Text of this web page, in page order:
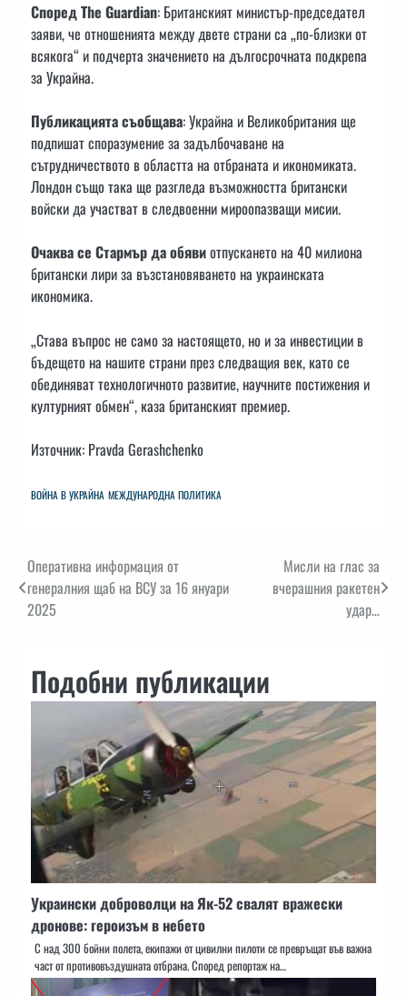
Според The Guardian: Британският министър-председател
заяви, че отношенията между двете страни са „по-близки от
всякога“ и подчерта значението на дългосрочната подкрепа
за Украйна.
Публикацията съобщава: Украйна и Великобритания ще
подпишат споразумение за задълбочаване на
сътрудничеството в областта на отбраната и икономиката.
Лондон също така ще разгледа възможността британски
войски да участват в следвоенни мироопазващи мисии.
Очаква се Стармър да обявиотпускането на 40 милиона
британски лири за възстановяването на украинската
икономика.
„Става въпрос не само за настоящето, но и за инвестиции в
бъдещето на нашите страни през следващия век, като се
обединяват технологичното развитие, научните постижения и
културният обмен“, каза британският премиер.
Източник: Pravda Gerashchenko
ВОЙНА В УКРАЙНА МЕЖДУНАРОДНА ПОЛИТИКА
Навигация
Оперативна информация от
генералния щаб на ВСУ за 16 януари
2025
Мисли на глас за
вчерашния ракетен
удар…
Подобни публикации
Украински доброволци на Як-52 свалят вражески
дронове: героизъм в небето
С над 300 бойни полета, екипажи от цивилни пилоти се превръщат във важна
част от противовъздушната отбрана. Според репортаж на…